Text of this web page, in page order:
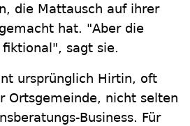
die Mattausch auf ihrer
hat. "Aber die
sagt sie.
ursprünglich Hirtin, oft
Ortsgemeinde, nicht selten
Business. Für